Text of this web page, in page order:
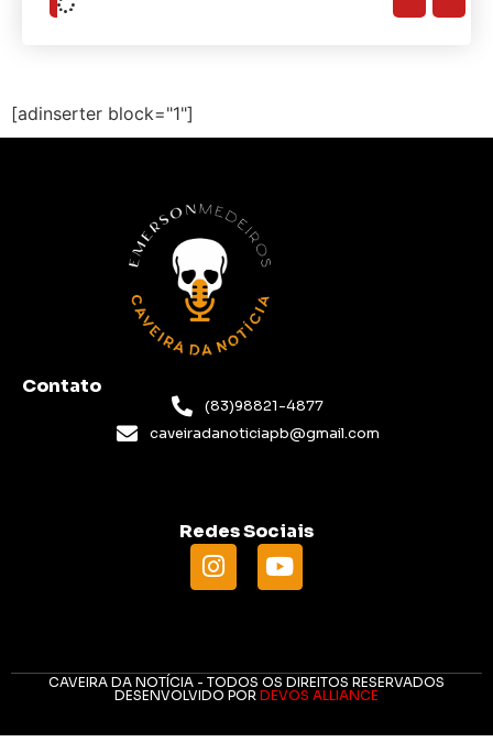
[adinserter block="1"]
Contato
(83)98821-4877
caveiradanoticiapb@gmail.com
Redes Sociais
CAVEIRA DA NOTÍCIA - TODOS OS DIREITOS RESERVADOS
DESENVOLVIDO POR DEVOS ALLIANCE